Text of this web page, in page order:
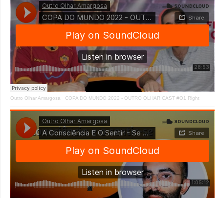
Outro Olhar Amargosa · COPA DO MUNDO 2022 - OUTRO OLHAR CAST #O1 Right